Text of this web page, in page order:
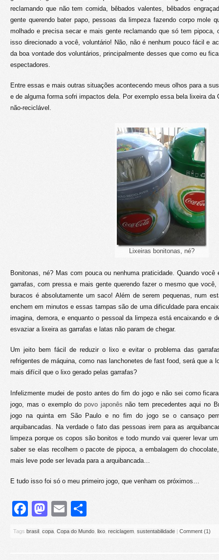
reclamando que não tem comida, bêbados valentes, bêbados
gente querendo bater papo, pessoas da limpeza fazendo corpo mole
molhado e precisa secar e mais gente reclamando que só tem pipoca,
isso direcionado a você, voluntário! Não, não é nenhum pouco fácil e
da boa vontade dos voluntários, principalmente desses que como eu
espectadores.
Entre essas e mais outras situações acontecendo meus olhos para a
e de alguma forma sofri impactos dela. Por exemplo essa bela lixeira da
não-reciclável.
Lixeiras bonitonas, né?
Bonitonas, né? Mas com pouca ou nenhuma praticidade. Quando
garrafas, com pressa e mais gente querendo fazer o mesmo que
buracos é absolutamente um saco! Além de serem pequenas, num
enchem em minutos e essas tampas são de uma dificuldade para
imagina, demora, e enquanto o pessoal da limpeza está encaixando e
esvaziar a lixeira as garrafas e latas não param de chegar.
Um jeito bem fácil de reduzir o lixo e evitar o problema das
refrigentes de máquina, como nas lanchonetes de fast food, será que a
mais difícil que o lixo gerado pelas garrafas?
Infelizmente mudei de posto antes do fim do jogo e não sei como
jogo, mas o exemplo dopovo japonês não tem precedentes aqui no
jogo na quinta em São Paulo e no fim do jogo se o cansaço
arquibancadas. Na verdade o fato das pessoas irem para as
limpeza porque os copos são bonitos e todo mundo vai querer levar
saber se elas recolhem o pacote de pipoca, a embalagem do
mais leve pode ser levada para a arquibancada…
E tudo isso foi só o meu primeiro jogo, que venham os próximos…
Facebook
Mastodon
Email
Tags brasil copa Copa do Mundo lixo reciclagem sustentabilidade | Comment (1)